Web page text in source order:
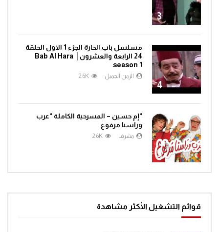
3
4
مسلسل باب الحارة الجزء 1 الاول الحلقة
24 الرابعة والعشرون│ Bab Al Hara
season 1
الزمن الجميل 2.6K
5
“إم حسين – المسرحية الكاملة “عرب
وراسنا مرفوع
مشرف 2.6K
قوائم التشغيل الأكثر مشاهدة